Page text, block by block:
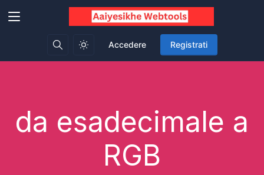
Accedere Registrati
da esadecimale a
RGB